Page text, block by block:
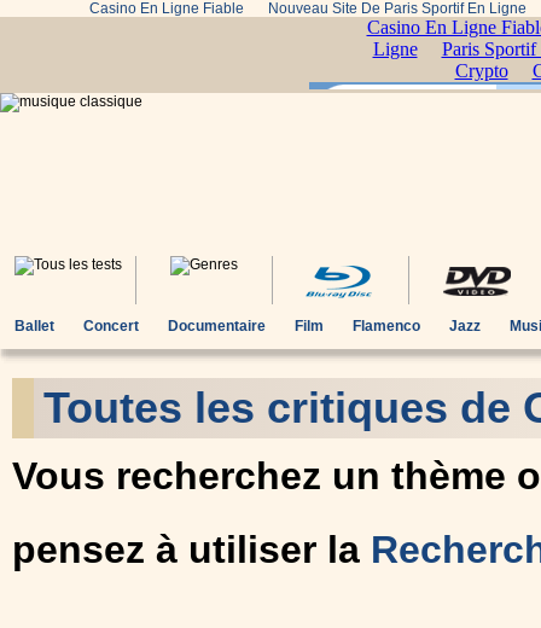
Casino En Ligne Fiable Nouveau Site De Paris Sportif En Ligne
Ballet Concert Documentaire Film Flamenco Jazz
Toutes les critiques de
Vous recherchez un thème
pensez à utiliser la